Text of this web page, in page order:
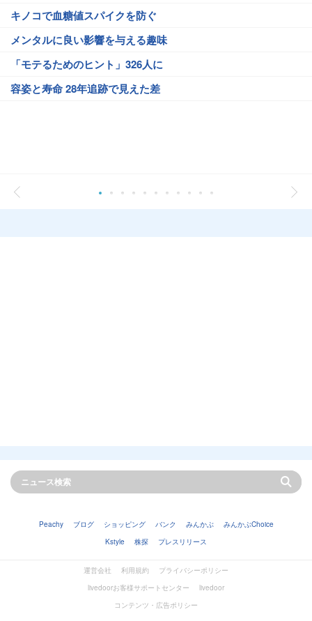
キノコで血糖値スパイクを防ぐ
メンタルに良い影響を与える趣味
「モテるためのヒント」326人に
容姿と寿命 28年追跡で見えた差
Peachy ブログ ショッピング バンク みんかぶ
みんかぶChoice
Kstyle
株探 プレスリリース
運営会社 利用規約
プライバシーポリシー
livedoorお客様サポートセンター
livedoor
コンテンツ・広告ポリシー